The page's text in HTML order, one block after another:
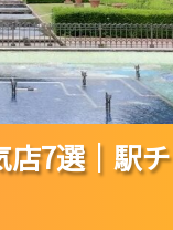
7選｜駅
7選｜駅
7選｜駅